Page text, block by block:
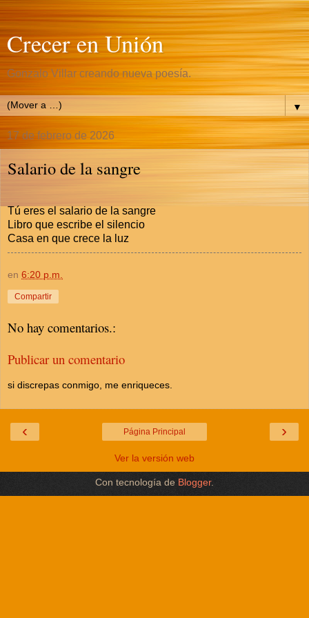
Crecer en Unión
Gonzalo Villar creando nueva poesía.
▼
17 de febrero de 2026
Salario de la sangre
Tú eres el salario de la sangre
Libro que escribe el silencio
Casa en que crece la luz
en 6:20 p.m.
Compartir
No hay comentarios.:
Publicar un comentario
si discrepas conmigo, me enriqueces.
‹ ›
Página Principal
Ver la versión web
Con tecnología de Blogger.